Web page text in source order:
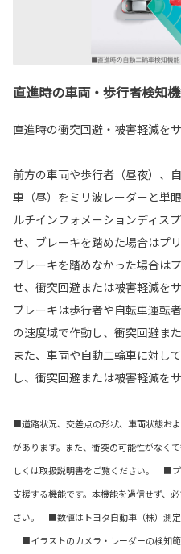
直進時の車両・歩行者検知
直進時の衝突回避・被害軽減をサ
前方の車両や歩行者（昼夜）、
車（昼）をミリ波レーダーと単
ルチインフォメーションディス
せ、ブレーキを踏めた場合はプ
ブレーキを踏めなかった場合は
せ、衝突回避または被害軽減を
ブレーキは歩行者や自転車運転
の速度域で作動し、衝突回避ま
また、車両や自動二輪車に対し
し、衝突回避または被害軽減を
■道路状況、交差点の形状、車両状態お
があります。また、衝突の可能性がなく
しくは取扱説明書をご覧ください。 ■
支援する機能です。本機能を過信せず、
さい。 ■数値はトヨタ自動車（株）測
■イラストのカメラ・レーダーの検知範